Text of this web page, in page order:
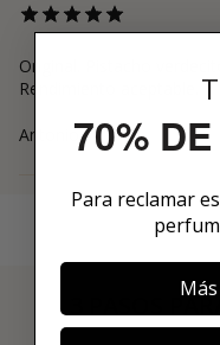
Original. Pistacho
Rendimiento aceptable.
Antonio
3 PASOS
70%
Para reclamar